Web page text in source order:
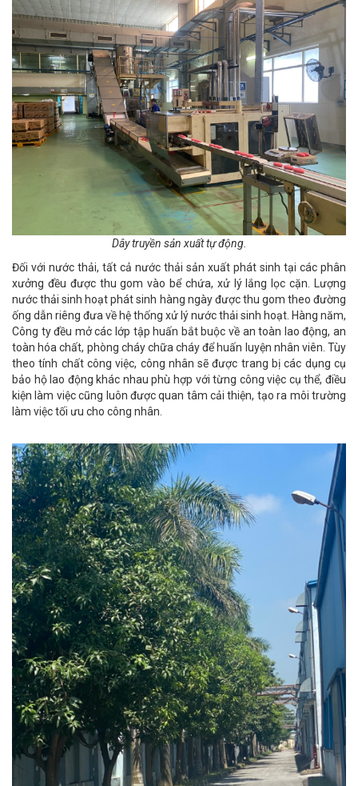
Dây truyền sản xuất tự động.
Đối với nước thải, tất cả nước thải sản xuất phát sinh tại các phân
xưởng đều được thu gom vào bể chứa, xử lý lắng lọc cặn. Lượng
nước thải sinh hoạt phát sinh hàng ngày được thu gom theo đường
ống dẫn riêng đưa về hệ thống xử lý nước thải sinh hoạt. Hàng năm,
Công ty đều mở các lớp tập huấn bắt buộc về an toàn lao động, an
toàn hóa chất, phòng cháy chữa cháy để huấn luyện nhân viên. Tùy
theo tính chất công việc, công nhân sẽ được trang bị các dụng cụ
bảo hộ lao động khác nhau phù hợp với từng công việc cụ thể, điều
kiện làm việc cũng luôn được quan tâm cải thiện, tạo ra môi trường
làm việc tối ưu cho công nhân.